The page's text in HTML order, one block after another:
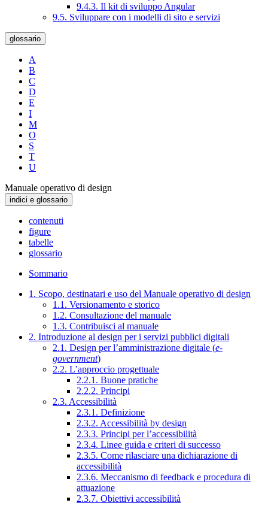
9.4.3. Il kit di sviluppo Angular
9.5. Sviluppare con i modelli di sito e servizi
glossario
A
B
C
D
E
I
M
O
S
T
U
Manuale operativo di design
indici e glossario
contenuti
figure
tabelle
glossario
Sommario
1. Scopo, destinatari e uso del Manuale operativo di design
1.1. Versionamento e storico
1.2. Consultazione del manuale
1.3. Contribuisci al manuale
2. Introduzione al design per i servizi pubblici digitali
2.1. Design per l’amministrazione digitale (e-
government)
2.2. L’approccio progettuale
2.2.1. Buone pratiche
2.2.2. Principi
2.3. Accessibilità
2.3.1. Definizione
2.3.2. Accessibilità by design
2.3.3. Principi per l’accessibilità
2.3.4. Linee guida e criteri di successo
2.3.5. Come rilasciare una dichiarazione di
accessibilità
2.3.6. Meccanismo di feedback e procedura di
attuazione
2.3.7. Obiettivi accessibilità